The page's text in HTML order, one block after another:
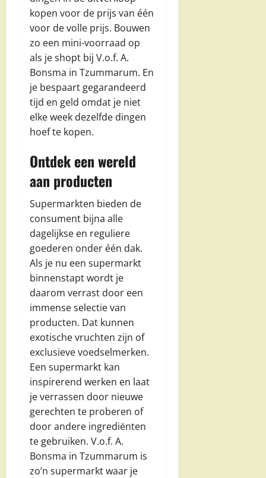
kopen voor de prijs van één
voor de volle prijs. Bouwen
zo een mini-voorraad op
als je shopt bij V.o.f. A.
Bonsma in Tzummarum. En
je bespaart gegarandeerd
tijd en geld omdat je niet
elke week dezelfde dingen
hoef te kopen.
Ontdek een wereld
aan producten
Supermarkten bieden de
consument bijna alle
dagelijkse en reguliere
goederen onder één dak.
Als je nu een supermarkt
binnenstapt wordt je
daarom verrast door een
immense selectie van
producten. Dat kunnen
exotische vruchten zijn of
exclusieve voedselmerken.
Een supermarkt kan
inspirerend werken en laat
je verrassen door nieuwe
gerechten te proberen of
door andere ingrediënten
te gebruiken. V.o.f. A.
Bonsma in Tzummarum is
zo’n supermarkt waar je